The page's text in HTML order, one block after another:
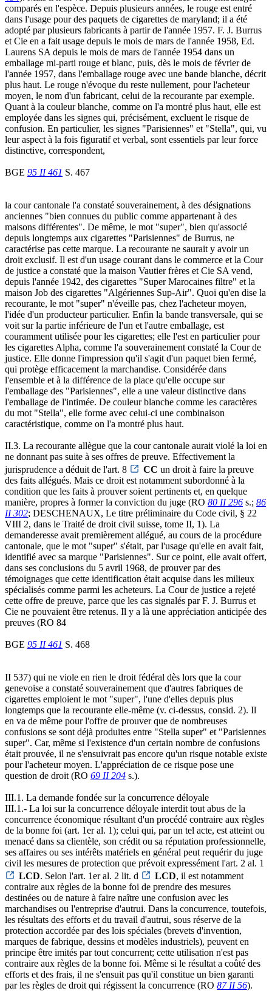
comparés en l'espèce. Depuis plusieurs années, le rouge est entré
dans l'usage pour des paquets de cigarettes de maryland; il a été
adopté par plusieurs fabricants à partir de l'année 1957. F. J. Burrus
et Cie en a fait usage depuis le mois de mars de l'année 1958, Ed.
Laurens SA depuis le mois de mars de l'année 1954 dans un
emballage mi-parti rouge et blanc, puis, dès le mois de février de
l'année 1957, dans l'emballage rouge avec une bande blanche, décrit
plus haut. Le rouge n'évoque du reste nullement, pour l'acheteur
moyen, le nom d'un fabricant, celui de la recourante par exemple.
Quant à la couleur blanche, comme on l'a montré plus haut, elle est
employée dans les signes qui, précisément, excluent le risque de
confusion. En particulier, les signes "Parisiennes" et "Stella", qui, vu
leur aspect à la fois figuratif et verbal, sont essentiels par leur force
distinctive, correspondent,
BGE 95 II 461 S. 467
la cour cantonale l'a constaté souverainement, à des désignations
anciennes "bien connues du public comme appartenant à des
maisons différentes". De même, le mot "super", bien qu'associé
depuis longtemps aux cigarettes "Parisiennes" de Burrus, ne
caractérise pas cette marque. La recourante ne saurait y avoir un
droit exclusif. Il est d'un usage courant dans le commerce et la Cour
de justice a constaté que la maison Vautier frères et Cie SA vend,
depuis l'année 1942, des cigarettes "Super Marocaines filtre" et la
maison Job des cigarettes "Algériennes Sup-Air". Quoi qu'en dise la
recourante, le mot "super" n'éveille pas, chez l'acheteur moyen,
l'idée d'un producteur particulier. Enfin la bande transversale, qui se
voit sur la partie inférieure de l'un et l'autre emballage, est
couramment utilisée pour les cigarettes; elle l'est en particulier pour
les cigarettes Alpha, comme l'a souverainement constaté la Cour de
justice. Elle donne l'impression qu'il s'agit d'un paquet bien fermé,
qui protège efficacement la marchandise. Considérée dans
l'ensemble et à la différence de la place qu'elle occupe sur
l'emballage des "Parisiennes", elle a une valeur distinctive dans
l'emballage de l'intimée. De couleur blanche comme les caractères
du mot "Stella", elle forme avec celui-ci une combinaison
caractéristique, comme on l'a montré plus haut.
II.3. La recourante allègue que la cour cantonale aurait violé la loi en
ne donnant pas suite à ses offres de preuve. Effectivement la
jurisprudence a déduit de l'art. 8
CC un droit à faire la preuve
des faits allégués. Mais ce droit est notamment subordonné à la
condition que les faits à prouver soient pertinents et, en quelque
manière, propres à former la conviction du juge (RO 80 II 296 s.; 86
II 302; DESCHENAUX, Le titre préliminaire du Code civil, § 22
VIII 2, dans le Traité de droit civil suisse, tome II, 1). La
demanderesse avait premièrement allégué, au cours de la procédure
cantonale, que le mot "super" s'était, par l'usage qu'elle en avait fait,
identifié avec sa marque "Parisiennes". Sur ce point, elle avait offert,
dans ses conclusions du 5 avril 1968, de prouver par des
témoignages que cette identification était acquise dans les milieux
spécialisés comme parmi les acheteurs. La Cour de justice a rejeté
cette offre de preuve, parce que les cas signalés par F. J. Burrus et
Cie ne pouvaient être retenus. Il y a là une appréciation anticipée des
preuves (RO 84
BGE 95 II 461 S. 468
II 537) qui ne viole en rien le droit fédéral dès lors que la cour
genevoise a constaté souverainement que d'autres fabriques de
cigarettes emploient le mot "super", l'une d'elles depuis plus
longtemps que la recourante elle-même (v. ci-dessus, consid. 2). Il
en va de même pour l'offre de prouver que de nombreuses
confusions se sont déjà produites entre "Stella super" et "Parisiennes
super". Car, même si l'existence d'un certain nombre de confusions
était prouvée, il ne s'ensuivrait pas encore qu'un risque notable existe
pour l'acheteur moyen. L'appréciation de ce risque pose une
question de droit (RO 69 II 204 s.).
III.1. La demande fondée sur la concurrence déloyale
III.1.- La loi sur la concurrence déloyale interdit tout abus de la
concurrence économique résultant d'un procédé contraire aux règles
de la bonne foi (art. 1er al. 1); celui qui, par un tel acte, est atteint ou
menacé dans sa clientèle, son crédit ou sa réputation professionnelle,
ses affaires ou ses intérêts matériels en général peut requérir du juge
civil les mesures de protection que prévoit expressément l'art. 2 al. 1
LCD. Selon l'art. 1er al. 2 lit. d LCD, il est notamment
contraire aux règles de la bonne foi de prendre des mesures
destinées ou de nature à faire naître une confusion avec les
marchandises ou l'entreprise d'autrui. Dans la concurrence, toutefois,
les résultats des efforts et du travail d'autrui, sous réserve de la
protection accordée par des lois spéciales (brevets d'invention,
marques de fabrique, dessins et modèles industriels), peuvent en
principe être imités par tout concurrent; cette utilisation n'est pas
contraire aux règles de la bonne foi. Même si le résultat a coûté des
efforts et des frais, il ne s'ensuit pas qu'il constitue un bien garanti
par les règles de droit qui régissent la concurrence (RO 87 II 56).